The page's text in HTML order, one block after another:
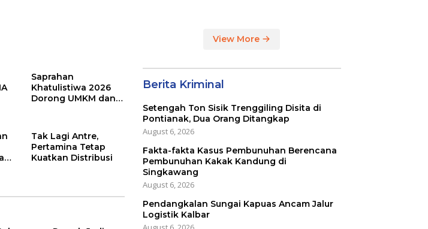
Saprahan
Khatulistiwa 2026
Dorong UMKM dan
Tak Lagi Antre,
Pertamina Tetap
Kuatkan Distribusi
View More
Berita Kriminal
Setengah Ton Sisik Trenggiling Disita di
Pontianak, Dua Orang Ditangkap
August 6, 2026
Fakta-fakta Kasus Pembunuhan Berencana
Pembunuhan Kakak Kandung di
Singkawang
August 6, 2026
Pendangkalan Sungai Kapuas Ancam Jalur
Logistik Kalbar